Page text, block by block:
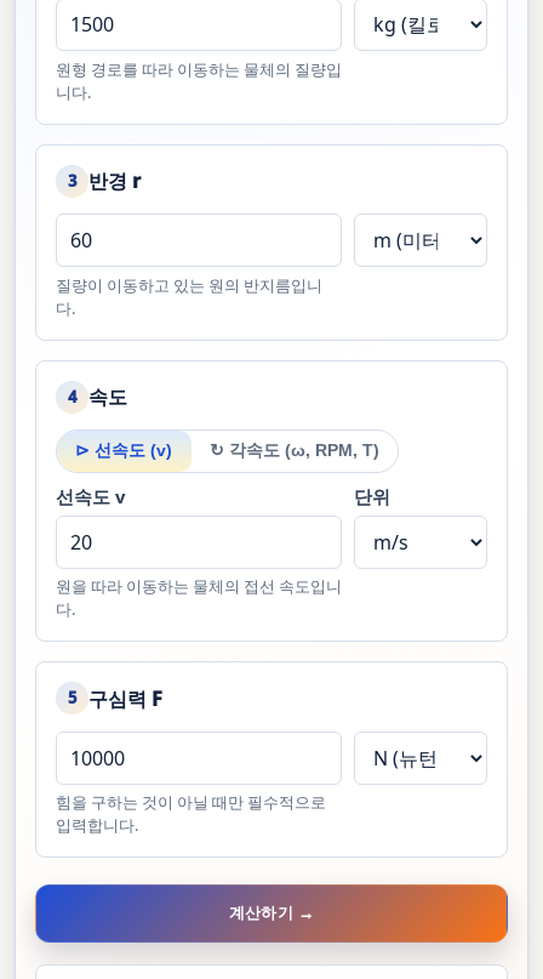
원형 경로를 따라 이동하는 물체의 질량입
니다.
3 반경 r
질량이 이동하고 있는 원의 반지름입니
다.
4 속도
⊳ 선속도 (v) ↻ 각속도 (ω, RPM, T)
선속도 v
원을 따라 이동하는 물체의 접선 속도입니
다.
단위
5 구심력 F
힘을 구하는 것이 아닐 때만 필수적으로
입력합니다.
계산하기 →